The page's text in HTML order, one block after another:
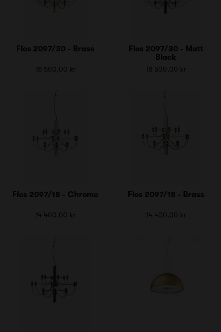
Flos 2097/30 - Brass
18 500,00 kr
Flos 2097/30 - Matt
Black
18 500,00 kr
Flos 2097/18 - Chrome
14 400,00 kr
Flos 2097/18 - Brass
14 400,00 kr